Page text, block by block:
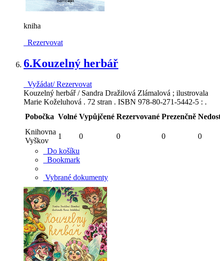
kniha
Rezervovat
6.Kouzelný herbář
Vyžádat/ Rezervovat
Kouzelný herbář / Sandra Dražilová Zlámalová ; ilustrovala
Marie Koželuhová . 72 stran . ISBN 978-80-271-5442-5 : .
Pobočka Volné Vypůjčené Rezervované Prezenčně
Knihovna
Vyškov
1 0 0 0
0
Do košíku
Bookmark
Vybrané dokumenty